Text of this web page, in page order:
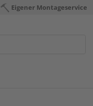
Eigener Montageservice